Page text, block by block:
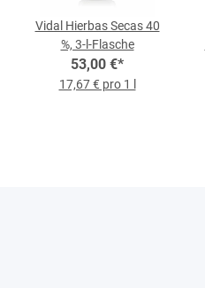
Vidal Hierbas Secas 40
%, 3-l-Flasche
53,00 €*
17,67 € pro 1 l